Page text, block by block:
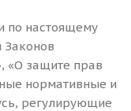
по настоящему
Законов
«О защите прав
нормативные и
регулирующие